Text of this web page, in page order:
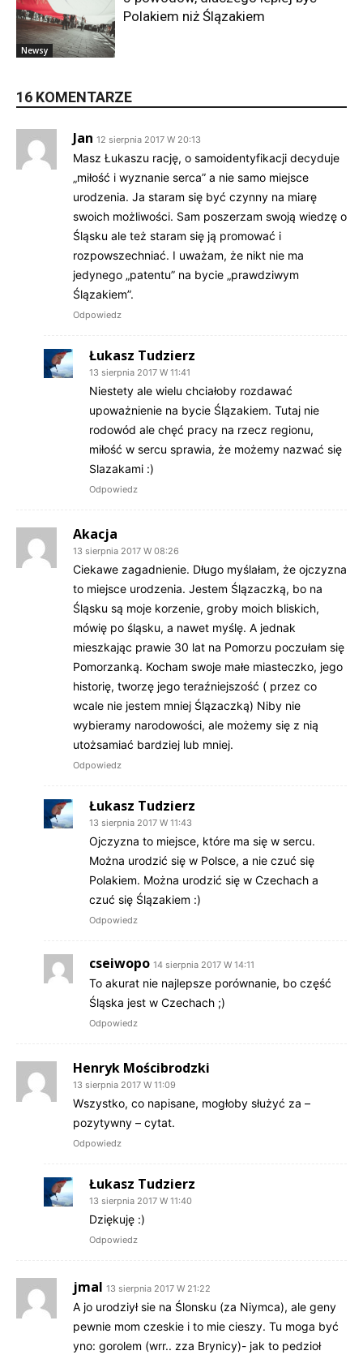
Newsy
Polakiem niż Ślązakiem
16 KOMENTARZE
Jan 12 sierpnia 2017 W 20:13
Masz Łukaszu rację, o samoidentyfikacji decyduje
„miłość i wyznanie serca” a nie samo miejsce
urodzenia. Ja staram się być czynny na miarę
swoich możliwości. Sam poszerzam swoją wiedzę o
Śląsku ale też staram się ją promować i
rozpowszechniać. I uważam, że nikt nie ma
jedynego „patentu” na bycie „prawdziwym
Ślązakiem”.
Odpowiedz
Łukasz Tudzierz
13 sierpnia 2017 W 11:41
Niestety ale wielu chciałoby rozdawać
upoważnienie na bycie Ślązakiem. Tutaj nie
rodowód ale chęć pracy na rzecz regionu,
miłość w sercu sprawia, że możemy nazwać się
Slazakami :)
Odpowiedz
Akacja
13 sierpnia 2017 W 08:26
Ciekawe zagadnienie. Długo myślałam, że ojczyzna
to miejsce urodzenia. Jestem Ślązaczką, bo na
Śląsku są moje korzenie, groby moich bliskich,
mówię po śląsku, a nawet myślę. A jednak
mieszkając prawie 30 lat na Pomorzu poczułam się
Pomorzanką. Kocham swoje małe miasteczko, jego
historię, tworzę jego teraźniejszość ( przez co
wcale nie jestem mniej Ślązaczką) Niby nie
wybieramy narodowości, ale możemy się z nią
utożsamiać bardziej lub mniej.
Odpowiedz
Łukasz Tudzierz
13 sierpnia 2017 W 11:43
Ojczyzna to miejsce, które ma się w sercu.
Można urodzić się w Polsce, a nie czuć się
Polakiem. Można urodzić się w Czechach a
czuć się Ślązakiem :)
Odpowiedz
cseiwopo 14 sierpnia 2017 W 14:11
To akurat nie najlepsze porównanie, bo część
Śląska jest w Czechach ;)
Odpowiedz
Henryk Mościbrodzki
13 sierpnia 2017 W 11:09
Wszystko, co napisane, mogłoby służyć za –
pozytywny – cytat.
Odpowiedz
Łukasz Tudzierz
13 sierpnia 2017 W 11:40
Dziękuję :)
Odpowiedz
jmal 13 sierpnia 2017 W 21:22
A jo urodziył sie na Ślonsku (za Niymca), ale geny
pewnie mom czeskie i to mie cieszy. Tu moga być
yno: gorolem (wrr.. zza Brynicy)- jak to pedzioł